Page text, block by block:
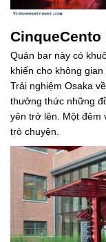
CinqueCento
Quán bar này có
khiến cho không
Trải nghiệm Osaka
thưởng thức những
yên trở lên. Một đêm
trò chuyện.